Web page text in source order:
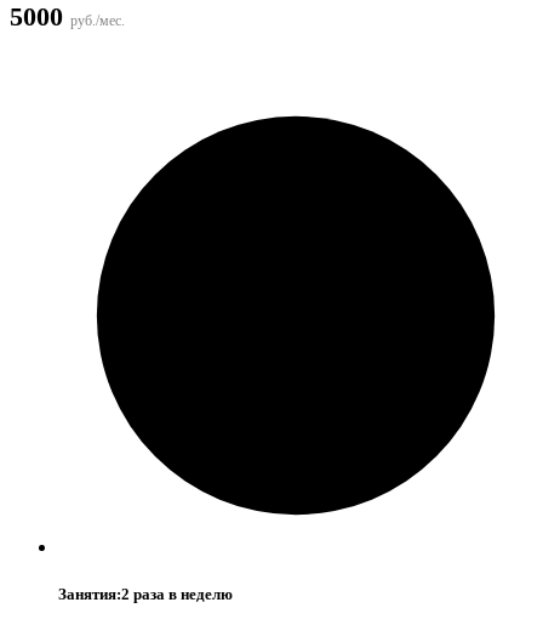
5000 руб./мес.
Занятия:2 раза в неделю